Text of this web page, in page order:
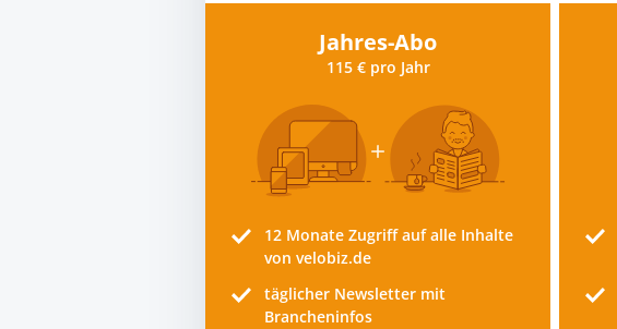
Jahres-Abo
115 € pro Jahr
12 Monate Zugriff auf alle Inhalte
von velobiz.de
täglicher Newsletter mit
Brancheninfos